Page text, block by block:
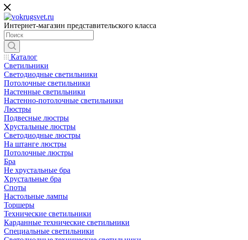
Интернет-магазин представительского класса
Каталог
Светильники
Светодиодные светильники
Потолочные светильники
Настенные светильники
Настенно-потолочные светильники
Люстры
Подвесные люстры
Хрустальные люстры
Светодиодные люстры
На штанге люстры
Потолочные люстры
Бра
Не хрустальные бра
Хрустальные бра
Споты
Настольные лампы
Торшеры
Технические светильники
Карданные технические светильники
Специальные светильники